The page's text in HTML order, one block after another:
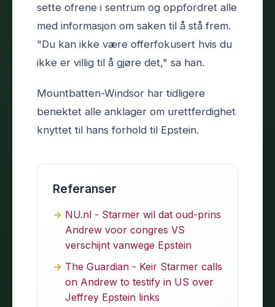
sette ofrene i sentrum og oppfordret alle
med informasjon om saken til å stå frem.
"Du kan ikke være offerfokusert hvis du
ikke er villig til å gjøre det," sa han.
Mountbatten-Windsor har tidligere
benektet alle anklager om urettferdighet
knyttet til hans forhold til Epstein.
Referanser
NU.nl - Starmer wil dat oud-prins
Andrew voor congres VS
verschijnt vanwege Epstein
The Guardian - Keir Starmer calls
on Andrew to testify in US over
Jeffrey Epstein links